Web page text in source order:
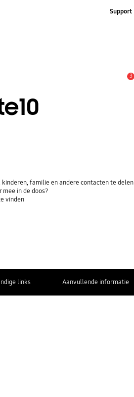
Support
3
familie en andere contacten te delen
in de doos?
vinden
links Aanvullende informatie